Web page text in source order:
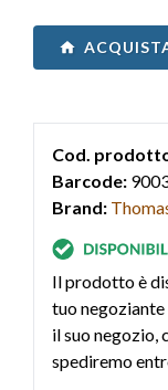
Cod.
Barcode:
Brand:
Il prodotto è
tuo
il suo negozio,
spediremo